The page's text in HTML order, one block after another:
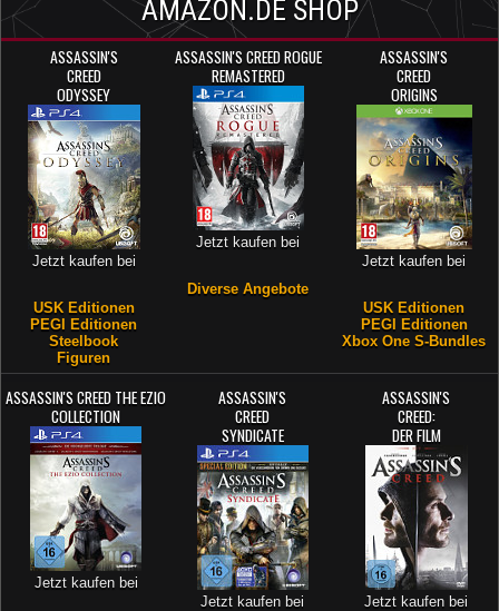
AMAZON.DE SHOP
ASSASSIN'S
CREED
ODYSSEY
Jetzt kaufen bei
USK Editionen
PEGI Editionen
Steelbook
Figuren
ASSASSIN'S CREED ROGUE
REMASTERED
Jetzt kaufen bei
Diverse Angebote
ASSASSIN'S
CREED
ORIGINS
Jetzt kaufen bei
USK Editionen
PEGI Editionen
Xbox One S-Bundles
ASSASSIN'S CREED THE EZIO
COLLECTION
Jetzt kaufen bei
ASSASSIN'S
CREED
SYNDICATE
Jetzt kaufen bei
ASSASSIN'S
CREED:
DER FILM
Jetzt kaufen bei